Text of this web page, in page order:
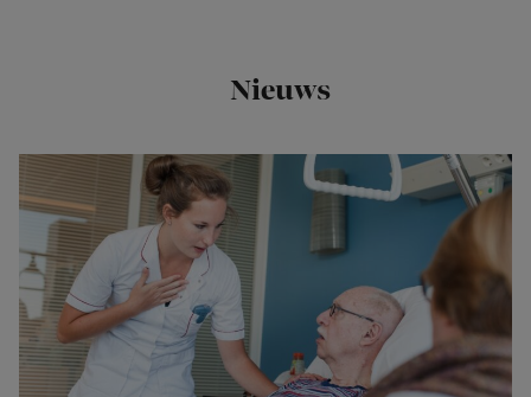
Nieuws